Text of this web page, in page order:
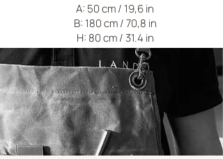
A: 50 cm / 19,6 in
B: 180 cm / 70,8 in
H: 80 cm / 31.4 in